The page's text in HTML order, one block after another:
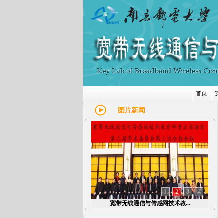
首页
图片新闻
1 2 3
4
宽带无线通信与传感网技术教...
喜报！